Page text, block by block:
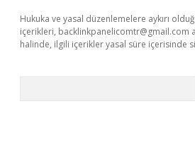
Hukuka ve yasal düzenlemelere aykırı
içerikleri, backlinkpanelicomtr@gmail.com
halinde, ilgili içerikler yasal süre içerisinde